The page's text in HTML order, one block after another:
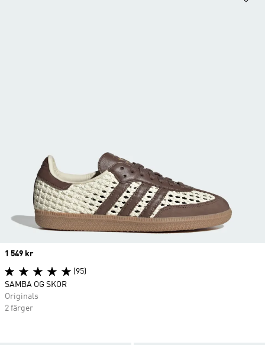
Price
1 549 kr
(95)
SAMBA OG SKOR
Originals
2 färger